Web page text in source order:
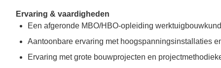
Ervaring & vaardigheden
Een afgeronde MBO/HBO-opleiding
Aantoonbare ervaring met hoogspanningsinstallaties
Ervaring met grote bouwprojecten en